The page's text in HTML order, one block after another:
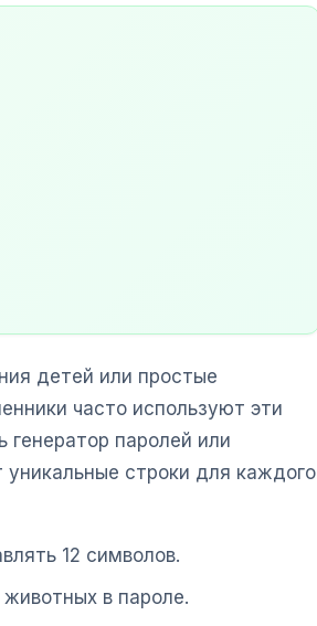
детей или простые
часто используют эти
генератор паролей или
строки для каждого
12 символов.
в пароле.